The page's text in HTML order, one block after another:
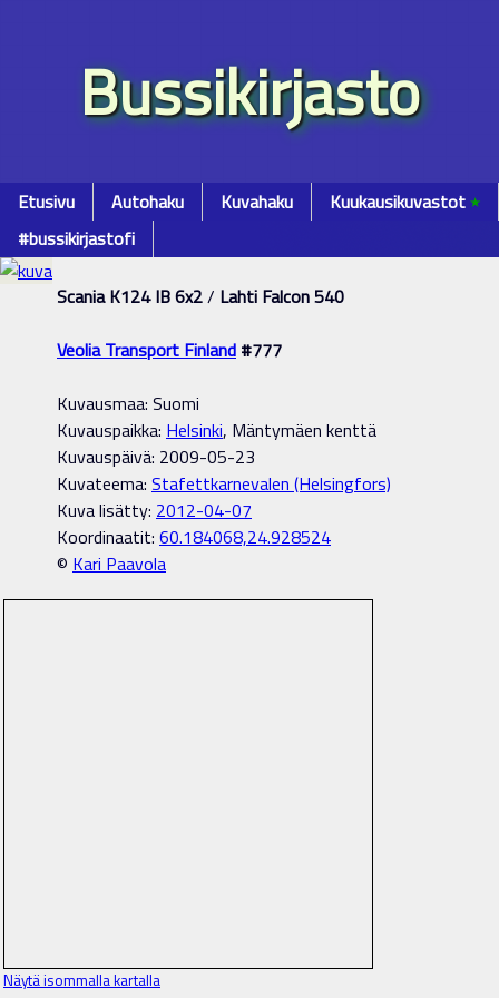
Bussikirjasto
Etusivu Autohaku Kuvahaku Kuukausikuvastot٭
#bussikirjastofi
Scania K124 IB 6x2/ Lahti Falcon 540
Veolia Transport Finland #777
Kuvausmaa: Suomi
Kuvauspaikka: Helsinki, Mäntymäen kenttä
Kuvauspäivä: 2009-05-23
Kuvateema: Stafettkarnevalen (Helsingfors)
Kuva lisätty: 2012-04-07
Koordinaatit: 60.184068,24.928524
© Kari Paavola
Näytä isommalla kartalla